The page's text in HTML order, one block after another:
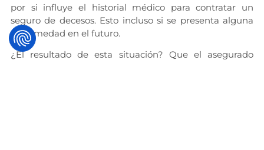
por si influye el historial médico para contratar un
seguro de decesos. Esto incluso si se presenta alguna
enfermedad en el futuro.
¿El resultado de esta situación? Que el asegurado